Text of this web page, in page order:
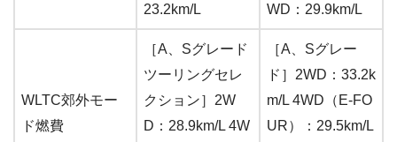
23.2km/L
WD：29.9km/L
WLTC郊外モー
ド燃費
［A、Sグレード
ツーリングセレ
クション］2W
D：28.9km/L 4W
［A、Sグレー
ド］2WD：33.2k
m/L 4WD（E-FO
UR）：29.5km/L